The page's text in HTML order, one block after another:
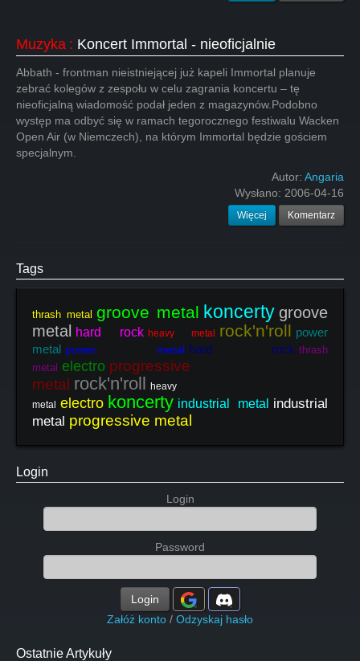
Muzyka : Koncert Immortal - nieoficjalnie
Abbath - frontman nieistniejącej już kapeli Immortal planuje
zebrać kolegów z zespołu w celu zagrania koncertu – tę
nieoficjalną wiadomość podał jeden z magazynów.Podobno
występ ma odbyć się w ramach tegorocznego festiwalu Wacken
Open Air (w Niemczech), na którym Immortal będzie gościem
specjalnym.
Autor: Angaria
Wysłano: 2006-04-16
Więcej Komentarz
Tags
thrash metal groove metal koncerty groove
metal
hard rock heavy metal rock'n'roll power
metal power metal hard rock thrash
metal electro progressive
metal rock'n'roll heavy
metal electro koncerty industrial metal
industrial
metal progressive metal
Login
Login
Password
Login
Załóż konto / Odzyskaj hasło
Ostatnie Artykuły